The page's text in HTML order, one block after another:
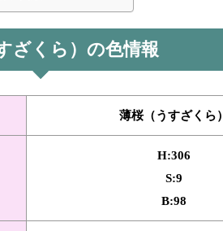
ざくら）の色情報
薄桜（うすざくら）
H:306
S:9
B:98